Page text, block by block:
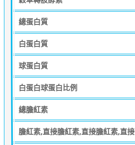
總蛋白質
白蛋白質
球蛋白質
白蛋白球蛋白比例
總膽紅素
膽紅素,直接膽紅素,直接膽紅素,直接